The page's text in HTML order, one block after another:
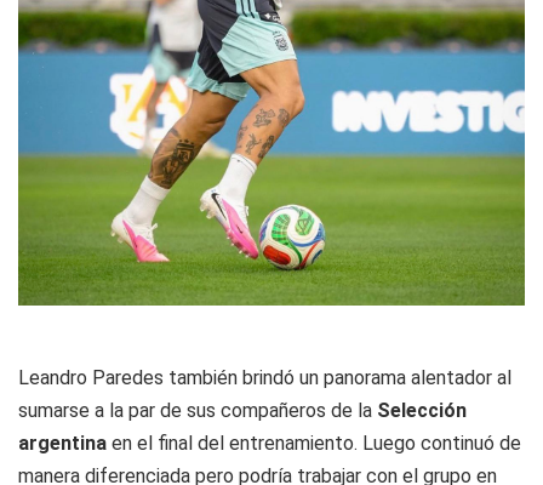
Leandro Paredes también brindó un panorama alentador al
sumarse a la par de sus compañeros de la Selección
argentina en el final del entrenamiento. Luego continuó de
manera diferenciada pero podría trabajar con el grupo en